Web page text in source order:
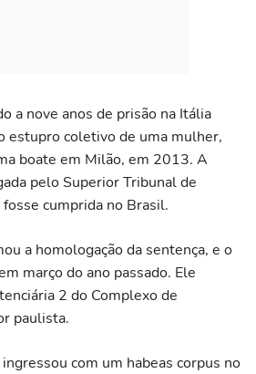
a nove anos de prisão na Itália
estupro coletivo de uma mulher,
boate em Milão, em 2013. A
pelo Superior Tribunal de
fosse cumprida no Brasil.
a homologação da sentença, e o
março do ano passado. Ele
2 do Complexo de
paulista.
com um habeas corpus no